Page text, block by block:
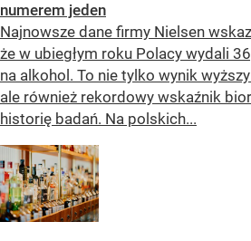
numerem jeden
Najnowsze dane firmy Nielsen
że w ubiegłym roku Polacy wydali
na alkohol. To nie tylko wynik
ale również rekordowy wskaźnik
historię badań. Na polskich...